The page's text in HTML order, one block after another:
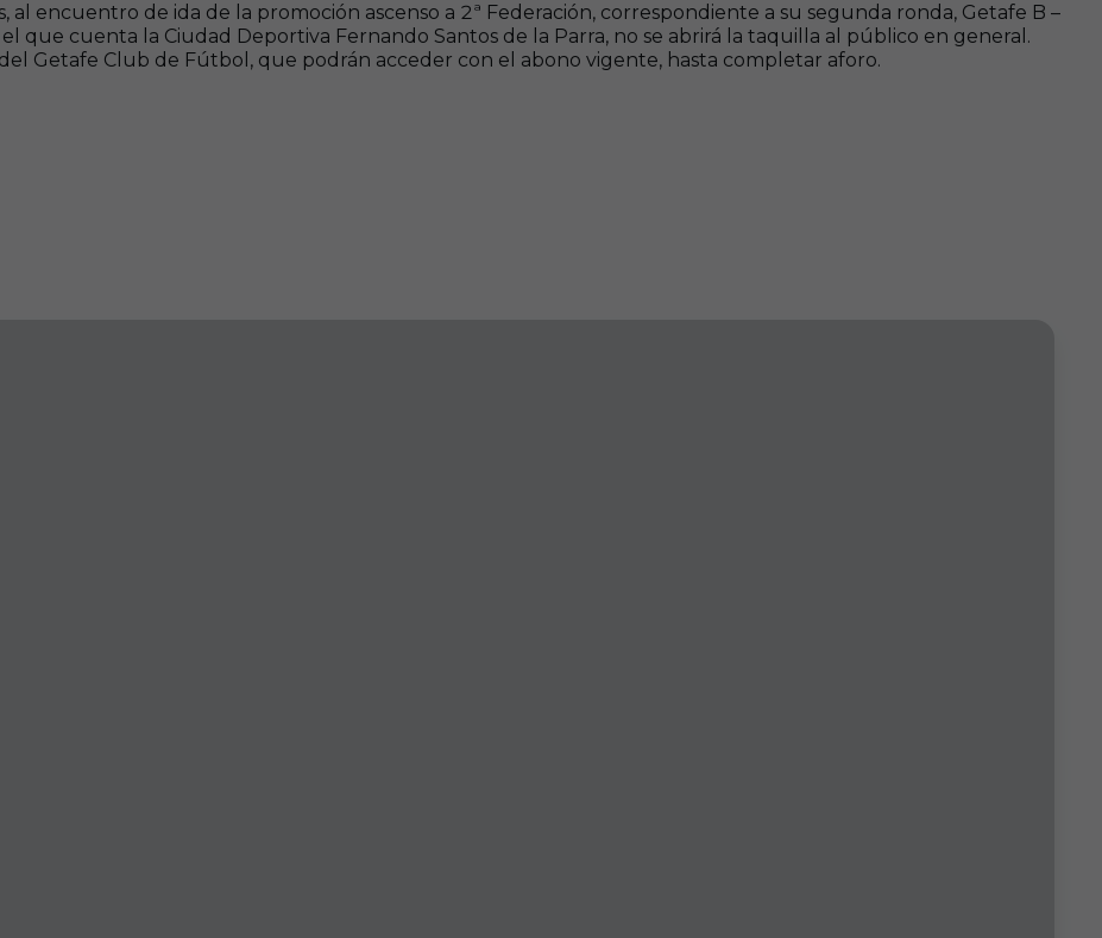
al encuentro de ida de la promoción ascenso a 2ª Federación, correspondiente a su segunda ronda, Getafe B –
que cuenta la Ciudad Deportiva Fernando Santos de la Parra, no se abrirá la taquilla al público en general.
Getafe Club de Fútbol, que podrán acceder con el abono vigente, hasta completar aforo.